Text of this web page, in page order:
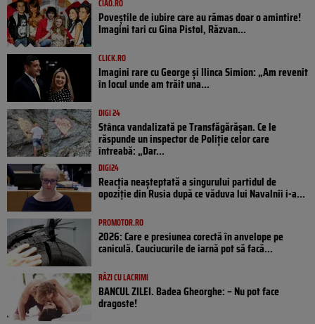
CIAO.RO
Poveştile de iubire care au rămas doar o amintire!
Imagini tari cu Gina Pistol, Răzvan...
CLICK.RO
Imagini rare cu George și Ilinca Simion: „Am revenit
în locul unde am trăit una...
DIGI 24
Stânca vandalizată pe Transfăgărășan. Ce le
răspunde un inspector de Poliție celor care
întreabă: „Dar...
DIGI24
Reacția neașteptată a singurului partidul de
opoziţie din Rusia după ce văduva lui Navalnîi i-a...
PROMOTOR.RO
2026: Care e presiunea corectă în anvelope pe
caniculă. Cauciucurile de iarnă pot să facă...
RÂZI CU LACRIMI
BANCUL ZILEI. Badea Gheorghe: – Nu pot face
dragoste!